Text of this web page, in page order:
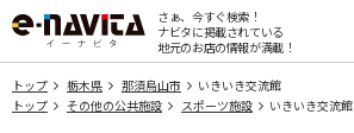
さぁ、今すぐ検索！
ナビタに掲載されている
地元のお店の情報が満載！
トップ 栃木県 那須烏山市
いきいき交流館
トップ
その他の公共施設 スポーツ施設 いきいき交流館